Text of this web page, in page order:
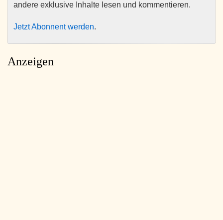
andere exklusive Inhalte lesen und kommentieren.
Jetzt Abonnent werden.
Anzeigen